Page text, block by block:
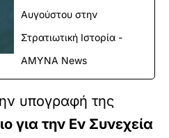
Αυγούστου στην
Στρατιωτική Ιστορία -
ΑΜΥΝΑ News
υπογραφή της
για την Εν Συνεχεία